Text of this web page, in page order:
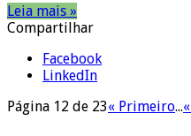
Leia mais »
Compartilhar
Facebook
LinkedIn
Página 12 de 23« Primeiro...«